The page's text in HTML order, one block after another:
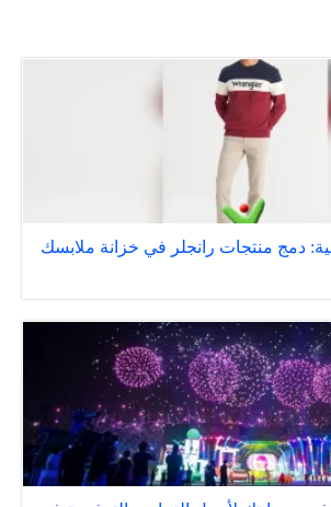
دمج منتجات رانجلر في خزانة ملابسك